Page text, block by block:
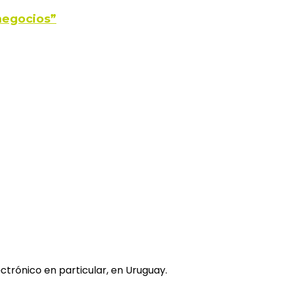
en particular, en Uruguay.